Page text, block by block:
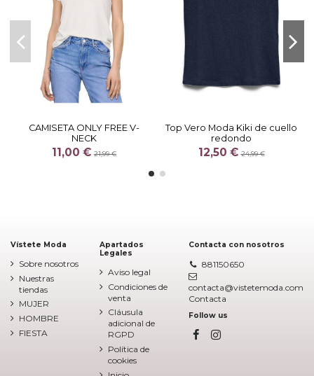
CAMISETA ONLY FREE V-
NECK
11,00 € 21,99 €
Top Vero Moda Kiki de cuello
redondo
12,50 €24,99 €
Vístete Moda
Sobre nosotros
Nuestras
tiendas
MUJER
HOMBRE
FIESTA
Apartados
Legales
Aviso legal
Condiciones de
venta
Cláusula
adicional de
RGPD
Política de
cookies
Contacta con nosotros
881150650
contacta@vistetemoda.com
Contacta
Follow us